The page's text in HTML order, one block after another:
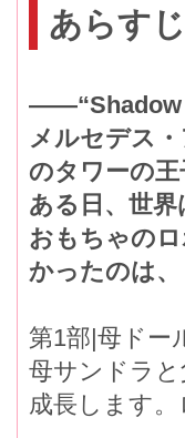
あらすじ
――“Shadow
メルセデス
のタワーの王
ある日、世
おもちゃの
かったのは、
第1部|母ドー
母サンドラ
成長します